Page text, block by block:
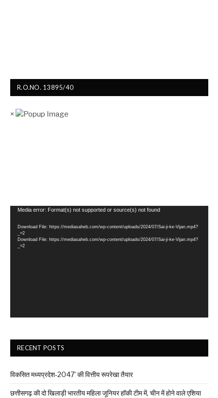
R.O.NO. 13895/40
×
Video
Media error: Format(s) not supported or source(s) not found
Download File: https://mediasaheb.com/wp-content/uploads/2024/07/Sai-ji-ke-Vijan.mp4?
_=2
Download File: https://mediasaheb.com/wp-content/uploads/2024/07/Sai-ji-ke-Vijan.mp4?
_=2
RECENT POSTS
विकसित मध्यप्रदेश-2047’ की वित्तीय रूपरेखा तैयार
छत्तीसगढ़ की दो खिलाड़ी भारतीय महिला जूनियर हॉकी टीम में, चीन में होने वाले एशिया